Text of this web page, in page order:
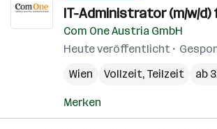
IT-Administrator (m/w/d)
Com One Austria GmbH
Heute veröffentlicht
Wien
Vollzeit, Teilzeit ab
Merken